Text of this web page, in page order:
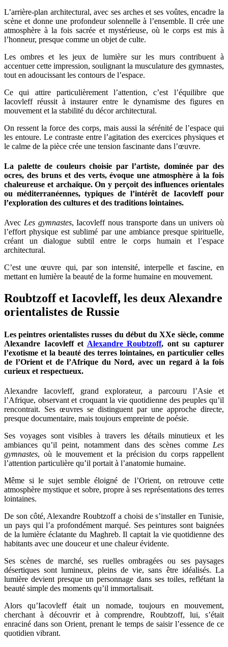
L’arrière-plan architectural, avec ses arches et ses voûtes, encadre la
scène et donne une profondeur solennelle à l’ensemble. Il crée une
atmosphère à la fois sacrée et mystérieuse, où le corps est mis à
l’honneur, presque comme un objet de culte.
Les ombres et les jeux de lumière sur les murs contribuent à
accentuer cette impression, soulignant la musculature des gymnastes,
tout en adoucissant les contours de l’espace.
Ce qui attire particulièrement l’attention, c’est l’équilibre que
Iacovleff réussit à instaurer entre le dynamisme des figures en
mouvement et la stabilité du décor architectural.
On ressent la force des corps, mais aussi la sérénité de l’espace qui
les entoure. Le contraste entre l’agitation des exercices physiques et
le calme de la pièce crée une tension fascinante dans l’œuvre.
La palette de couleurs choisie par l’artiste, dominée par des
ocres, des bruns et des verts, évoque une atmosphère à la fois
chaleureuse et archaïque. On y perçoit des influences orientales
ou méditerranéennes, typiques de l’intérêt de Iacovleff pour
l’exploration des cultures et des traditions lointaines.
Avec Les gymnastes, Iacovleff nous transporte dans un univers où
l’effort physique est sublimé par une ambiance presque spirituelle,
créant un dialogue subtil entre le corps humain et l’espace
architectural.
C’est une œuvre qui, par son intensité, interpelle et fascine, en
mettant en lumière la beauté de la forme humaine en mouvement.
Roubtzoff et Iacovleff, les deux Alexandre
orientalistes de Russie
Les peintres orientalistes russes du début du XXe siècle, comme
Alexandre Iacovleff et Alexandre Roubtzoff, ont su capturer
l’exotisme et la beauté des terres lointaines, en particulier celles
de l’Orient et de l’Afrique du Nord, avec un regard à la fois
curieux et respectueux.
Alexandre Iacovleff, grand explorateur, a parcouru l’Asie et
l’Afrique, observant et croquant la vie quotidienne des peuples qu’il
rencontrait. Ses œuvres se distinguent par une approche directe,
presque documentaire, mais toujours empreinte de poésie.
Ses voyages sont visibles à travers les détails minutieux et les
ambiances qu’il peint, notamment dans des scènes comme Les
gymnastes, où le mouvement et la précision du corps rappellent
l’attention particulière qu’il portait à l’anatomie humaine.
Même si le sujet semble éloigné de l’Orient, on retrouve cette
atmosphère mystique et sobre, propre à ses représentations des terres
lointaines.
De son côté, Alexandre Roubtzoff a choisi de s’installer en Tunisie,
un pays qui l’a profondément marqué. Ses peintures sont baignées
de la lumière éclatante du Maghreb. Il captait la vie quotidienne des
habitants avec une douceur et une chaleur évidente.
Ses scènes de marché, ses ruelles ombragées ou ses paysages
désertiques sont lumineux, pleins de vie, sans être idéalisés. La
lumière devient presque un personnage dans ses toiles, reflétant la
beauté simple des moments qu’il immortalisait.
Alors qu’Iacovleff était un nomade, toujours en mouvement,
cherchant à découvrir et à comprendre, Roubtzoff, lui, s’était
enraciné dans son Orient, prenant le temps de saisir l’essence de ce
quotidien vibrant.